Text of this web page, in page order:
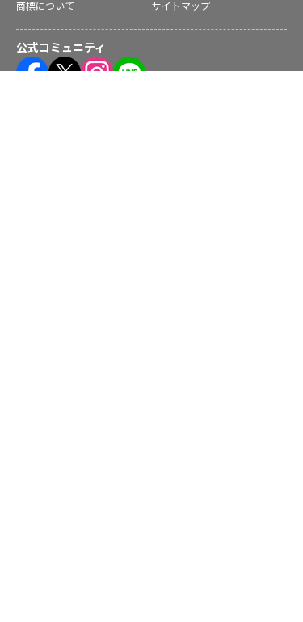
商標について
サイトマップ
公式コミュニティ